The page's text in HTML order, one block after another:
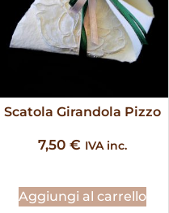
Scatola Girandola Pizzo
7,50 € IVA inc.
Aggiungi al carrello